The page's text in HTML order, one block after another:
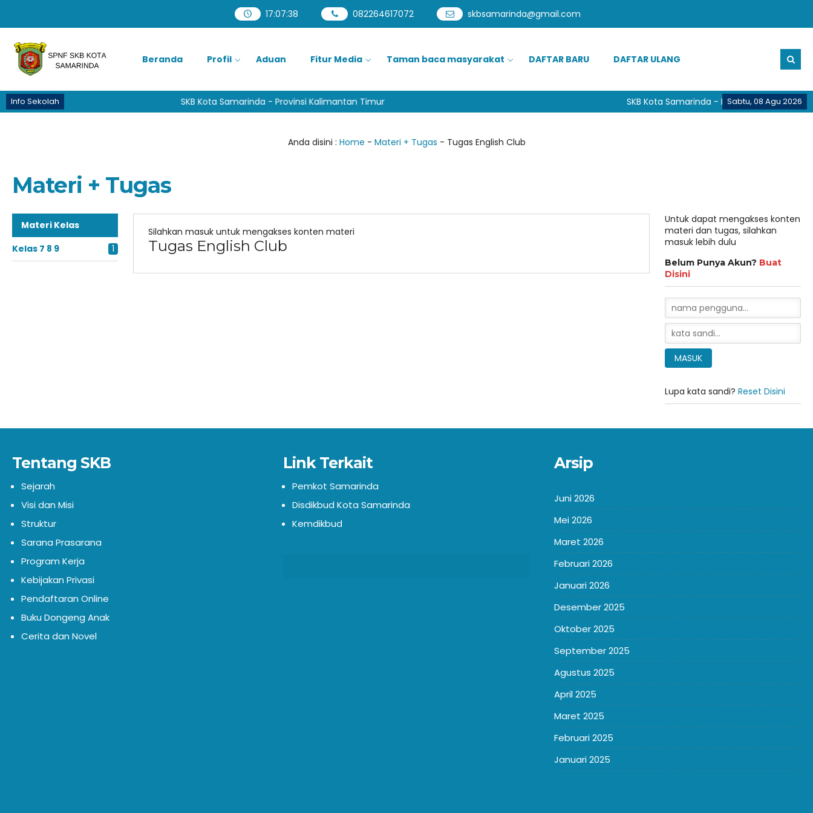
17:07:38 082264617072 skbsamarinda@gmail.com
Beranda Profil Aduan Fitur Media Taman baca masyarakat DAFTAR BARU DAFTAR ULANG
Info Sekolah Sabtu, 08 Agu 2026
SKB Kota Samarinda - Provinsi Kalimantan
SKB Kota Samarinda - Provinsi Kalimantan Timur
Anda disini : Home - Materi + Tugas - Tugas English Club
Materi + Tugas
Untuk dapat mengakses konten
materi dan tugas, silahkan
masuk lebih dulu
Belum Punya Akun? Buat
Disini
Lupa kata sandi? Reset Disini
Materi Kelas
Kelas 7 8 9
1
Silahkan masuk untuk mengakses konten materi
Tugas English Club
Tentang SKB
Sejarah
Visi dan Misi
Struktur
Sarana Prasarana
Program Kerja
Kebijakan Privasi
Pendaftaran Online
Buku Dongeng Anak
Cerita dan Novel
Link Terkait
Pemkot Samarinda
Disdikbud Kota Samarinda
Kemdikbud
Arsip
Juni 2026
Mei 2026
Maret 2026
Februari 2026
Januari 2026
Desember 2025
Oktober 2025
September 2025
Agustus 2025
April 2025
Maret 2025
Februari 2025
Januari 2025